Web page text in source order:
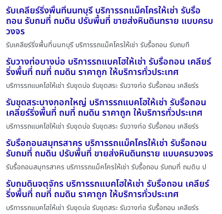
รับเคลียร์ริ่งพื้นที่นนทบุรี บริการรถแม็คโครให้เช่า รับรื้อ
ถอน รับถมที่ ถมดิน ปรับพื้นที่ ขายส่งหินดินทราย แบบครบ
วงจร
รับเคลียร์ริ่งพื้นที่นนทบุรี บริการรถแม็คโครให้เช่า รับรื้อถอน รับถมที
รับวางท่อบางบ่อ บริการรถแบคโฮให้เช่า รับรื้อถอน เคลียร์
ริ่งพื้นที่ ถมที่ ถมดิน ราคาถูก ให้บริการทั่วประเทศ
บริการรถแบคโฮให้เช่า รับขุดบ่อ รับขุดสระ รับวางท่อ รับรื้อถอน เคลียร์ร
รับขุดสระบางกอกใหญ่ บริการรถแบคโฮให้เช่า รับรื้อถอน
เคลียร์ริ่งพื้นที่ ถมที่ ถมดิน ราคาถูก ให้บริการทั่วประเทศ
บริการรถแบคโฮให้เช่า รับขุดบ่อ รับขุดสระ รับวางท่อ รับรื้อถอน เคลียร์ร
รับรื้อถอนสมุทรสาคร บริการรถแม็คโครให้เช่า รับรื้อถอน
รับถมที่ ถมดิน ปรับพื้นที่ ขายส่งหินดินทราย แบบครบวงจร
รับรื้อถอนสมุทรสาคร บริการรถแม็คโครให้เช่า รับรื้อถอน รับถมที่ ถมดิน ป
รับถมดินจตุจักร บริการรถแบคโฮให้เช่า รับรื้อถอน เคลียร์
ริ่งพื้นที่ ถมที่ ถมดิน ราคาถูก ให้บริการทั่วประเทศ
บริการรถแบคโฮให้เช่า รับขุดบ่อ รับขุดสระ รับวางท่อ รับรื้อถอน เคลียร์ร